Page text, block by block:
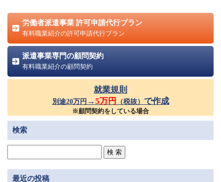
労働者派遣事業 許可申請代行プラン
有料職業紹介の許可申請代行プラン
派遣事業専門の顧問契約
有料職業紹介の顧問契約
就業規則
別途20万円 →5万円 （税抜） で作成
※顧問契約をしている場合
検索
最近の投稿